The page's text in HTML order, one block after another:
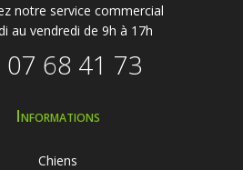
notre service commercial
au vendredi de 9h à 17h
07 68 41 73
Informations
Chiens